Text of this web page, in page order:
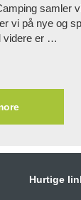
samler
vi på nye og
videre er …
Hurtige